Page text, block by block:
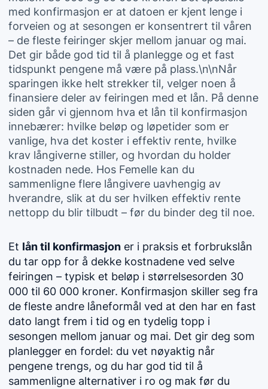
med konfirmasjon er at datoen er kjent lenge i
forveien og at sesongen er konsentrert til våren
– de fleste feiringer skjer mellom januar og mai.
Det gir både god tid til å planlegge og et fast
tidspunkt pengene må være på plass.\n\nNår
sparingen ikke helt strekker til, velger noen å
finansiere deler av feiringen med et lån. På denne
siden går vi gjennom hva et lån til konfirmasjon
innebærer: hvilke beløp og løpetider som er
vanlige, hva det koster i effektiv rente, hvilke
krav långiverne stiller, og hvordan du holder
kostnaden nede. Hos Femelle kan du
sammenligne flere långivere uavhengig av
hverandre, slik at du ser hvilken effektiv rente
nettopp du blir tilbudt – før du binder deg til noe.
Et lån til konfirmasjon er i praksis et forbrukslån
du tar opp for å dekke kostnadene ved selve
feiringen – typisk et beløp i størrelsesorden 30
000 til 60 000 kroner. Konfirmasjon skiller seg fra
de fleste andre låneformål ved at den har en fast
dato langt frem i tid og en tydelig topp i
sesongen mellom januar og mai. Det gir deg som
planlegger en fordel: du vet nøyaktig når
pengene trengs, og du har god tid til å
sammenligne alternativer i ro og mak før du